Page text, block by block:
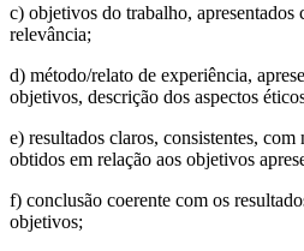
c) objetivos do trabalho, apresentados
relevância;
d) método/relato de experiência,
objetivos, descrição dos aspectos
e) resultados claros, consistentes,
obtidos em relação aos objetivos
f) conclusão coerente com os
objetivos;